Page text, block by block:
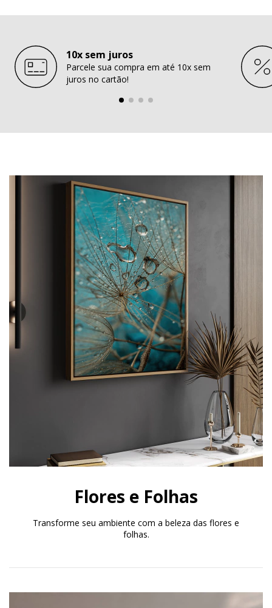
10x sem juros
Parcele sua compra em até 10x sem
juros no cartão!
Flores e Folhas
Transforme seu ambiente com a beleza das flores e
folhas.